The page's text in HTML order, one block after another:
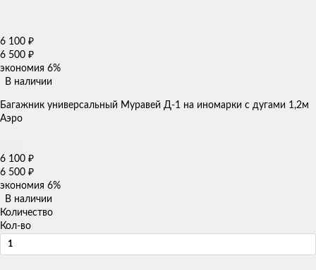
6 100 ₽
6 500 ₽
экономия 6%
В наличии
Багажник универсальный Муравей Д-1 на иномарки с дугами 1,2м
Аэро
6 100 ₽
6 500 ₽
экономия 6%
В наличии
Количество
Кол-во